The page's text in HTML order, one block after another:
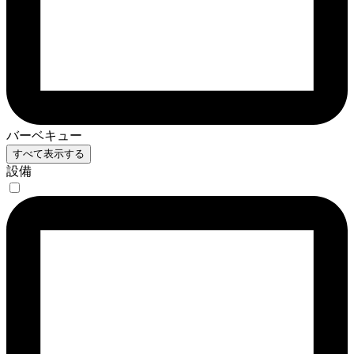
バーベキュー
すべて表示する
設備